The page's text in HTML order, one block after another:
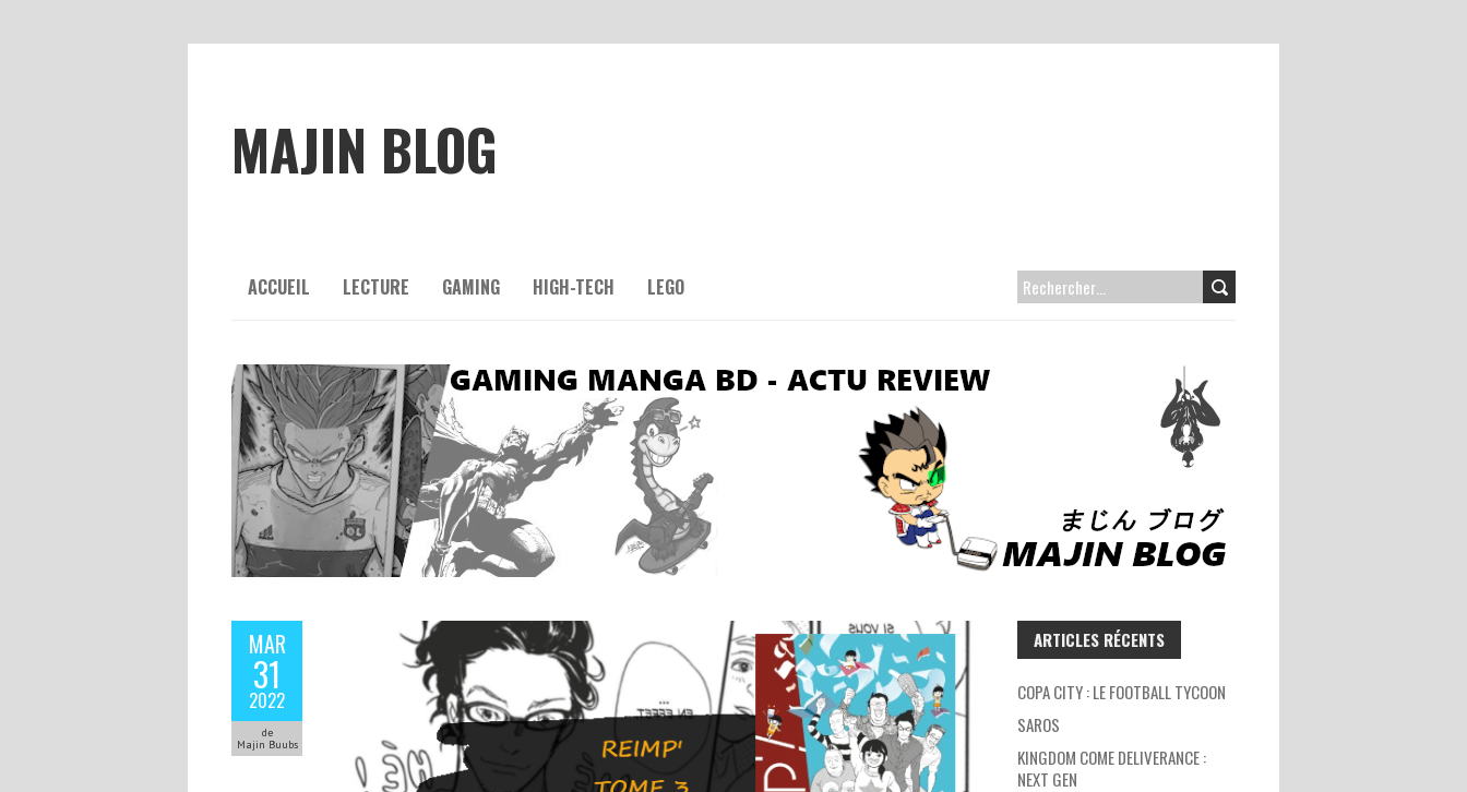
MAJIN BLOG
ACCUEIL LECTURE GAMING HIGH-TECH LEGO RECHERCHER :
MAR
31
2022
de
Majin Buubs
ARTICLES RÉCENTS
COPA CITY : LE FOOTBALL TYCOON
SAROS
KINGDOM COME DELIVERANCE :
NEXT GEN